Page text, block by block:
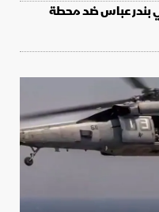
بندر عباس ضد محطة